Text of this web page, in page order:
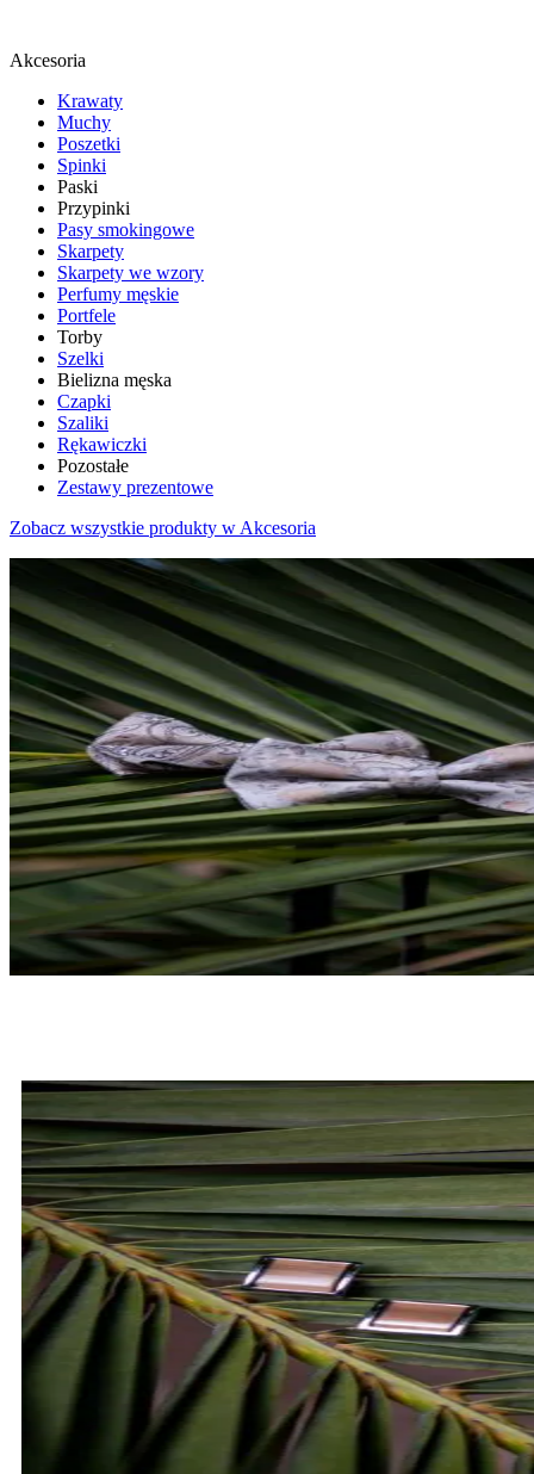
Akcesoria
Krawaty
Muchy
Poszetki
Spinki
Paski
Przypinki
Pasy smokingowe
Skarpety
Skarpety we wzory
Perfumy męskie
Portfele
Torby
Szelki
Bielizna męska
Czapki
Szaliki
Rękawiczki
Pozostałe
Zestawy prezentowe
Zobacz wszystkie produkty w Akcesoria